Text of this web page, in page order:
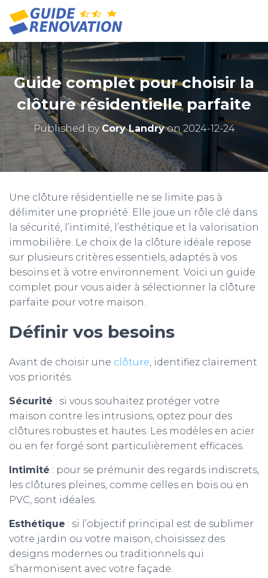
Guide complet pour choisir la
clôture résidentielle parfaite
Published by Cory Landryon 2024-12-24
Une clôture résidentielle ne se limite pas à
délimiter une propriété. Elle joue un rôle clé dans
la sécurité, l’intimité, l’esthétique et la valorisation
immobilière. Le choix de la clôture idéale repose
sur plusieurs critères essentiels, adaptés à vos
besoins et à votre environnement. Voici un guide
complet pour vous aider à sélectionner la clôture
parfaite pour votre maison.
Définir vos besoins
Avant de choisir une clôture, identifiez clairement
vos priorités.
Sécurité : si vous souhaitez protéger votre
maison contre les intrusions, optez pour des
clôtures robustes et hautes. Les modèles en acier
ou en fer forgé sont particulièrement efficaces.
Intimité : pour se prémunir des regards indiscrets,
les clôtures pleines, comme celles en bois ou en
PVC, sont idéales.
Esthétique : si l’objectif principal est de sublimer
votre jardin ou votre maison, choisissez des
designs modernes ou traditionnels qui
s’harmonisent avec votre façade.